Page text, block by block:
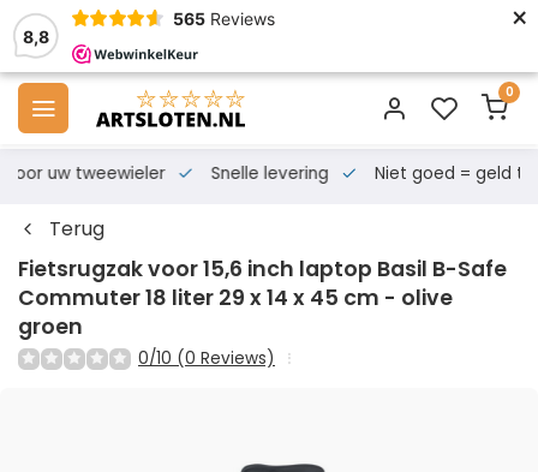
8,8
565 Reviews ×
0
voor uw tweewieler Snelle levering Niet goed = geld
Terug
Fietsrugzak voor 15,6 inch laptop Basil B-Safe
Commuter 18 liter 29 x 14 x 45 cm - olive
groen
0/10 (0 Reviews)